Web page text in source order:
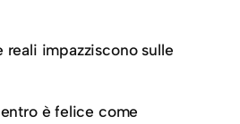
reali impazziscono sulle
è felice come